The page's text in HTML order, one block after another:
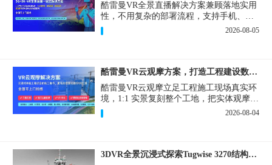
酷雷曼VR全景直播解决方案兼顾落地实用
性，不用复杂的部署流程，支持手机、网
页多端访问，解决各行各业 “看得见、信
得过、降成本、提转化” 的实际难题。
2026-08-05
酷雷曼VR云观摩方案，打造工程建设数字化观摩新范式
酷雷曼VR云观摩立足工程施工现场真实环
境，1:1 实景复刻整个工地，把实体观摩会
完整搬到云端线上，兼顾线下实体观摩与
线上云观摩双重需求，为施工单位、建设
2026-08-04
3DVR全景沉浸式探索Tugwise 3270结构一览